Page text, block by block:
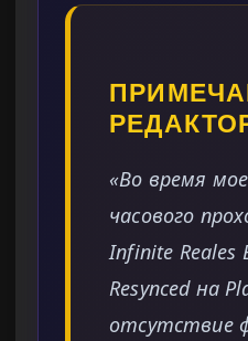
«Во время
часового
Infinite Reales
Resynced на
отсутствие